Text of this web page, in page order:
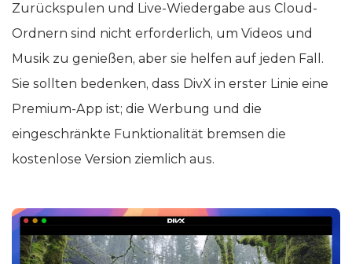
Zurückspulen und Live-Wiedergabe aus Cloud-
Ordnern sind nicht erforderlich, um Videos und
Musik zu genießen, aber sie helfen auf jeden Fall.
Sie sollten bedenken, dass DivX in erster Linie eine
Premium-App ist; die Werbung und die
eingeschränkte Funktionalität bremsen die
kostenlose Version ziemlich aus.